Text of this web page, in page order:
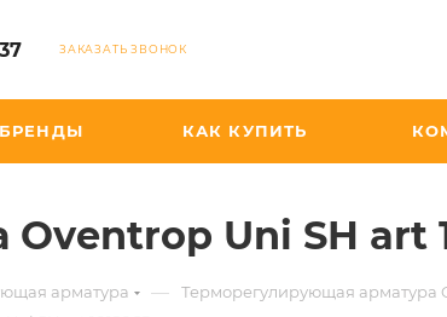
ЗАКАЗАТЬ ЗВОНОК
БРЕНДЫ КАК КУПИТЬ
Uni SH art
арматура — Терморегулирующая арматура